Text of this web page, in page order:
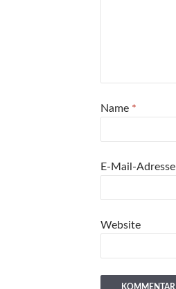
Name *
E-Mail-Adresse
Website